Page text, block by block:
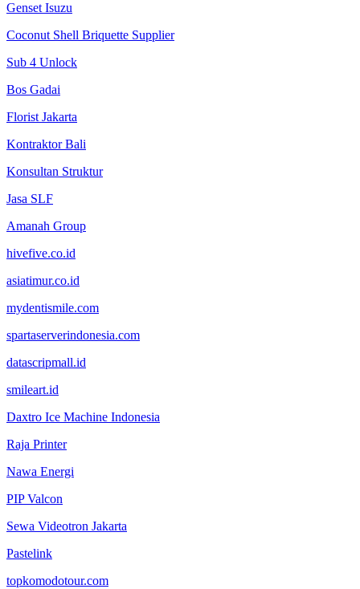
Genset Isuzu
Coconut Shell Briquette Supplier
Sub 4 Unlock
Bos Gadai
Florist Jakarta
Kontraktor Bali
Konsultan Struktur
Jasa SLF
Amanah Group
hivefive.co.id
asiatimur.co.id
mydentismile.com
spartaserverindonesia.com
datascripmall.id
smileart.id
Daxtro Ice Machine Indonesia
Raja Printer
Nawa Energi
PIP Valcon
Sewa Videotron Jakarta
Pastelink
topkomodotour.com